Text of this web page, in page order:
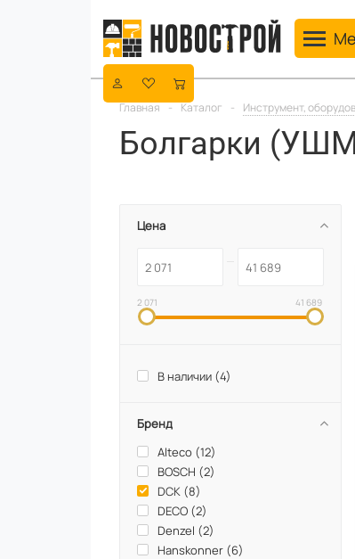
Главная - Каталог - Инструмент,
Болгарки
Цена
2 071 41 689
В наличии (4)
Бренд
Alteco (12)
BOSCH (2)
DCK (8)
DECO (2)
Denzel (2)
Hanskonner (6)